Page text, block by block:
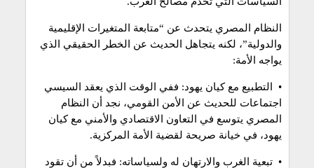
النظام المصري يتحدث عن “متابعة المتغيرات الإقليمية
والدولية”، لكنه يتجاهل الحديث عن الخطر الحقيقي الذي
يواجه الأمة:
• التطبيع مع كيان يهود: ففي الوقت الذي يعقد السيسي
اجتماعات للحديث عن الأمن القومي، نجد أن النظام
المصري يتوسع في التعاون الاقتصادي والأمني مع كيان
يهود، في خيانة صريحة لقضية الأمة المركزية.
• تبعية الغرب والارتهان له ولسياساته: فبدلاً من أن تقود